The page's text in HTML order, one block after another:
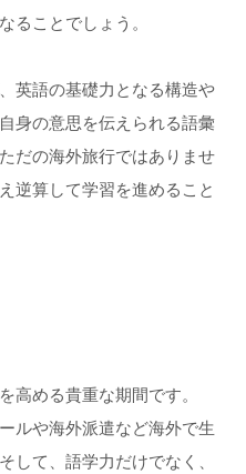
ることでしょう。
英語の基礎力となる構造や
身の意思を伝えられる語彙
だの海外旅行ではありませ
逆算して学習を進めること
高める貴重な期間です。
ルや海外派遣など海外で生
して、語学力だけでなく、